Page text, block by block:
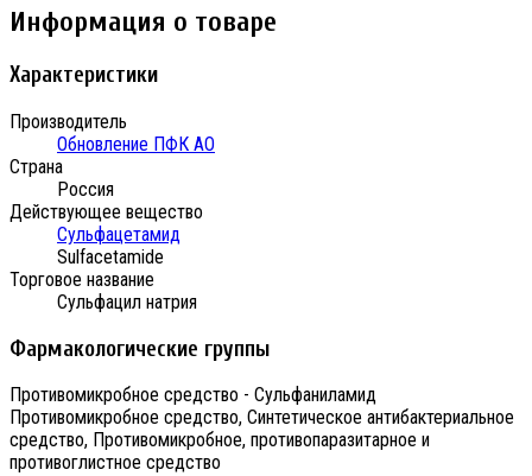
Информация о товаре
Характеристики
Производитель
Обновление ПФК АО
Страна
Россия
Действующее вещество
Сульфацетамид
Sulfacetamide
Торговое название
Сульфацил натрия
Фармакологические группы
Противомикробное средство - Сульфаниламид
Противомикробное средство, Синтетическое антибактериальное
средство, Противомикробное, противопаразитарное и
противоглистное средство